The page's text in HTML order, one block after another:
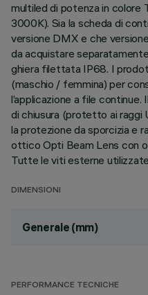
multiled di potenza in colore
3000K). Sia la scheda di
versione DMX e che
da acquistare
ghiera filettata IP68. I
(maschio / femmina) per
l’applicazione a file
di chiusura (protetto ai raggi
la protezione da sporcizia e
ottico Opti Beam Lens con
Tutte le viti esterne
DIMENSIONI
Generale (mm)
PERFORMANCE TECNICHE